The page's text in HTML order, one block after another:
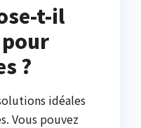
t-il
?
idéales
Vous pouvez